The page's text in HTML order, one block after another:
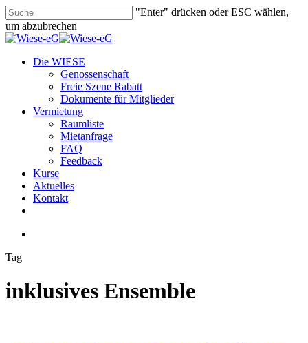
Skip
to
main
"Enter" drücken oder ESC wählen,
um abzubrechen
Close
search
Menu
Die WIESE
Genossenschaft
Freie Szene Rabatt
Dokumente für Mitglieder
Vermietung
Raumliste
Mietanfrage
FAQ
Feedback
Kurse
Aktuelles
Kontakt
Tag
inklusives Ensemble